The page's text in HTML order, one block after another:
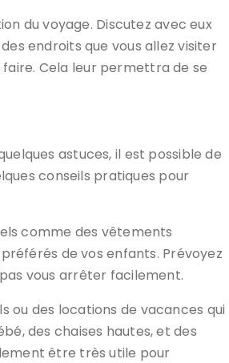
du voyage. Discutez avec eux
endroits que vous allez visiter
Cela leur permettra de se
astuces, il est possible de
conseils pratiques pour
comme des vêtements
de vos enfants. Prévoyez
vous arrêter facilement.
ou des locations de vacances qui
des chaises hautes, et des
être très utile pour